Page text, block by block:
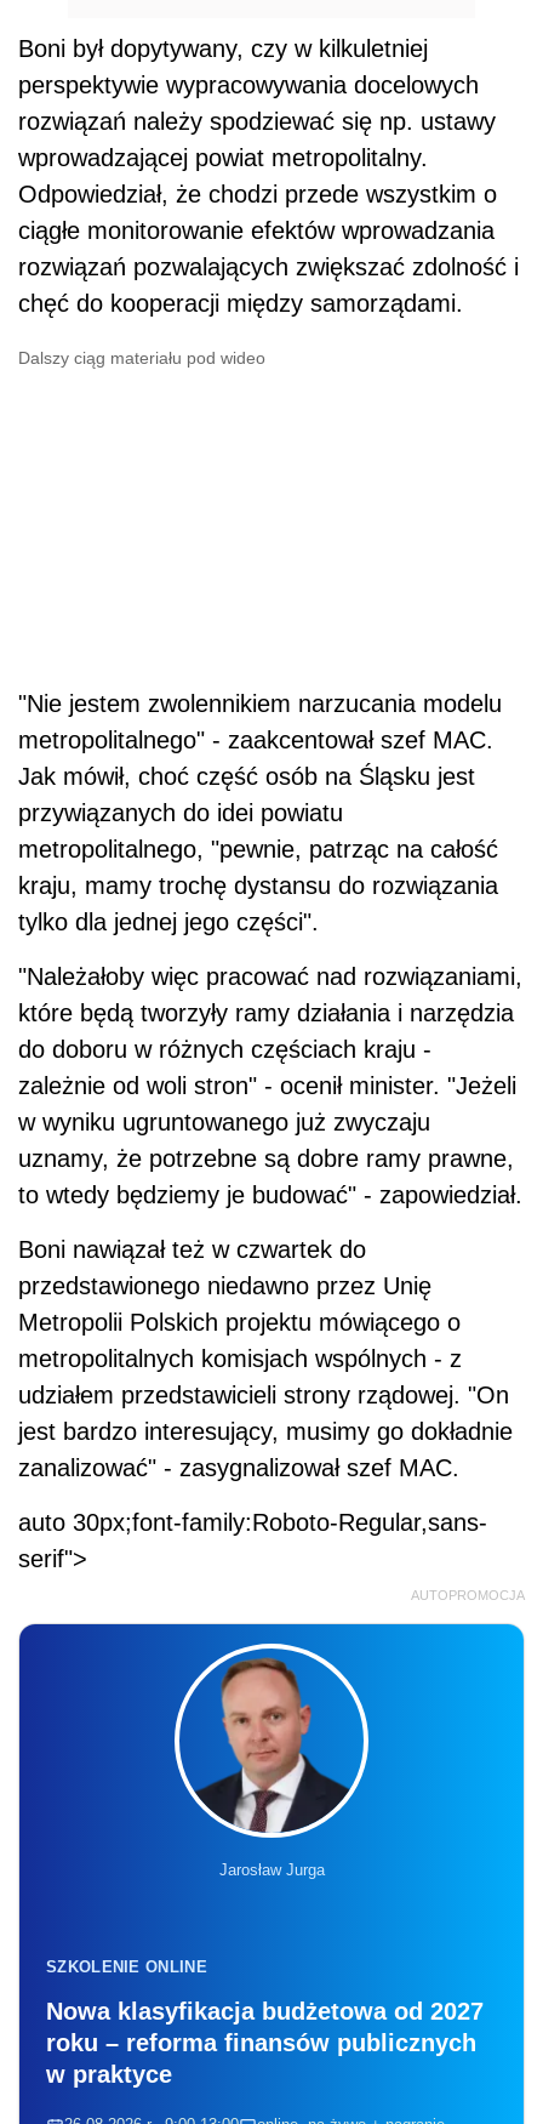
Boni był dopytywany, czy w kilkuletniej
perspektywie wypracowywania docelowych
rozwiązań należy spodziewać się np. ustawy
wprowadzającej powiat metropolitalny.
Odpowiedział, że chodzi przede wszystkim o
ciągłe monitorowanie efektów wprowadzania
rozwiązań pozwalających zwiększać zdolność i
chęć do kooperacji między samorządami.
Dalszy ciąg materiału pod wideo
"Nie jestem zwolennikiem narzucania modelu
metropolitalnego" - zaakcentował szef MAC.
Jak mówił, choć część osób na Śląsku jest
przywiązanych do idei powiatu
metropolitalnego, "pewnie, patrząc na całość
kraju, mamy trochę dystansu do rozwiązania
tylko dla jednej jego części".
"Należałoby więc pracować nad rozwiązaniami,
które będą tworzyły ramy działania i narzędzia
do doboru w różnych częściach kraju -
zależnie od woli stron" - ocenił minister. "Jeżeli
w wyniku ugruntowanego już zwyczaju
uznamy, że potrzebne są dobre ramy prawne,
to wtedy będziemy je budować" - zapowiedział.
Boni nawiązał też w czwartek do
przedstawionego niedawno przez Unię
Metropolii Polskich projektu mówiącego o
metropolitalnych komisjach wspólnych - z
udziałem przedstawicieli strony rządowej. "On
jest bardzo interesujący, musimy go dokładnie
zanalizować" - zasygnalizował szef MAC.
auto 30px;font-family:Roboto-Regular,sans-
serif">
AUTOPROMOCJA
Jarosław Jurga
SZKOLENIE ONLINE
Nowa klasyfikacja budżetowa od 2027
roku – reforma finansów publicznych
w praktyce